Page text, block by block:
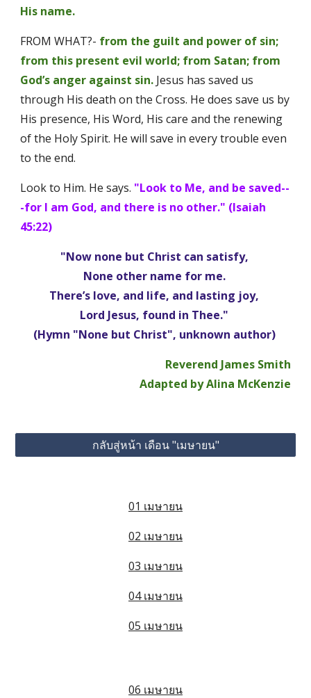
His name.
FROM WHAT?- from the guilt and power of sin;
from this present evil world; from Satan; from
God’s anger against sin. Jesus has saved us
through His death on the Cross. He does save us by
His presence, His Word, His care and the renewing
of the Holy Spirit. He will save in every trouble even
to the end.
Look to Him. He says. "Look to Me, and be saved--
-for I am God, and there is no other." (Isaiah
45:22)
"Now none but Christ can satisfy,
None other name for me.
There’s love, and life, and lasting joy,
Lord Jesus, found in Thee."
(Hymn "None but Christ", unknown author)
Reverend James Smith
Adapted by Alina McKenzie
กลับสู่หน้า เดือน "เมษายน"
01 เมษายน
02 เมษายน
03 เมษายน
04 เมษายน
05 เมษายน
06 เมษายน